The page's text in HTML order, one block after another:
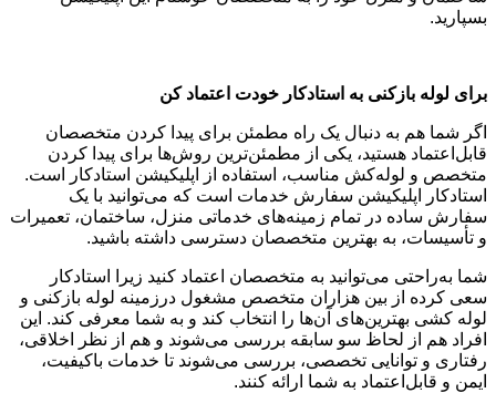
بسپارید.
برای لوله بازکنی به استادکار خودت اعتماد کن
اگر شما هم به دنبال یک راه مطمئن برای پیدا کردن متخصصان
قابل‌اعتماد هستید، یکی از مطمئن‌ترین روش‌ها برای پیدا کردن
متخصص و لوله‌کش مناسب، استفاده از اپلیکیشن استادکار است.
استادکار اپلیکیشن سفارش خدمات است که می‌توانید با یک
سفارش ساده در تمام زمینه‌های خدماتی منزل، ساختمان، تعمیرات
و تأسیسات، به بهترین متخصصان دسترسی داشته باشید.
شما به‌راحتی می‌توانید به متخصصان اعتماد کنید زیرا استادکار
سعی کرده از بین هزاران متخصص مشغول درزمینه لوله بازکنی و
لوله کشی بهترین‌های آن‌ها را انتخاب کند و به شما معرفی کند. این
افراد هم از لحاظ سو سابقه بررسی می‌شوند و هم از نظر اخلاقی،
رفتاری و توانایی تخصصی، بررسی می‌شوند تا خدمات باکیفیت،
ایمن و قابل‌اعتماد به شما ارائه کنند.